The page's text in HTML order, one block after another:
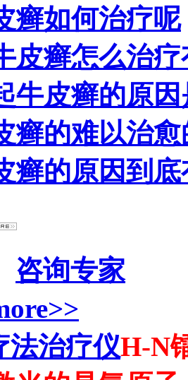
癣如何治疗呢
皮癣怎么治
牛皮癣的原
癣的难以治
癣的原因到
咨询专家
法治疗仪H-N